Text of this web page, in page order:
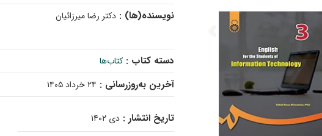
نویسنده(ها) :دکتر رضا میرزائیان
دسته کتاب :کتاب‌ها
آخرین به‌روزرسانی : ۲۴ خرداد ۱۴۰۵
تاریخ انتشار :دی ۱۴۰۲